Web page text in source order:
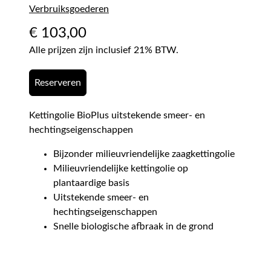
Verbruiksgoederen
€ 103,00
Alle prijzen zijn inclusief 21% BTW.
Reserveren
Kettingolie BioPlus uitstekende smeer- en
hechtingseigenschappen
Bijzonder milieuvriendelijke zaagkettingolie
Milieuvriendelijke kettingolie op
plantaardige basis
Uitstekende smeer- en
hechtingseigenschappen
Snelle biologische afbraak in de grond